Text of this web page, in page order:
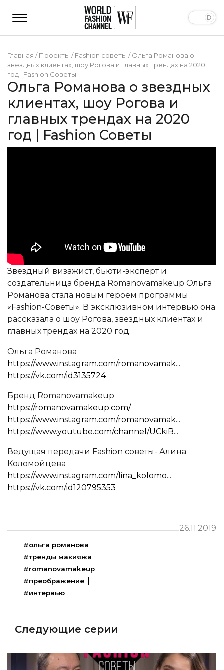
Главная /Проекты /Fashion советы /Ольга Романова о
звездных клиентах, шоу Рогова и главных трендах на 2020
год | Fashion Советы
Ольга Романова о звездных
клиентах, шоу Рогова и
главных трендах на 2020
год | Fashion Советы
Звёздный визажист, бьюти-эксперт и
создательница бренда Romanovamakeup Ольга
Романова стала новым героем программы
«Fashion-Советы». В эксклюзивном интервью она
рассказала о шоу Рогова, звездных клиентах и
главных трендах на 2020 год.
Ольга Романова
https://www.instagram.com/romanovamak...
https://vk.com/id3135724
Бренд Romanovamakeup
https://romanovamakeup.com/
https://www.instagram.com/romanovamak...
https://www.youtube.com/channel/UCkiB...
Ведущая передачи Fashion советы- Алина
Коломойцева
https://www.instagram.com/lina_kolomo...
https://vk.com/id120795353
26.11.2019
#ольга романова
#тренды макияжа
#romanovamakeup
#преображение
#интервью
Следующие серии